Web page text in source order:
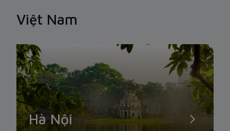
Việt Nam
Hà Nội